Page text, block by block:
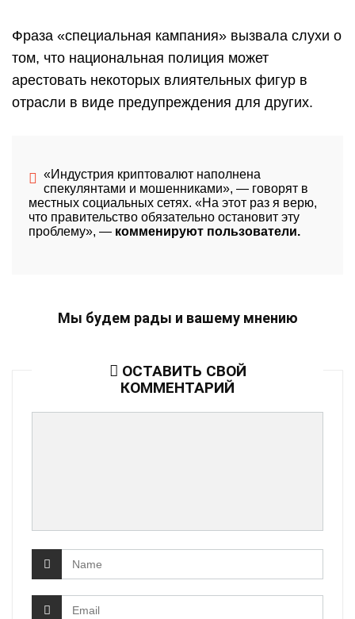
Фраза «специальная кампания» вызвала слухи о
том, что национальная полиция может
арестовать некоторых влиятельных фигур в
отрасли в виде предупреждения для других.
«Индустрия криптовалют наполнена
спекулянтами и мошенниками», — говорят в
местных социальных сетях. «На этот раз я верю,
что правительство обязательно остановит эту
проблему», — комменируют пользователи.
Мы будем рады и вашему мнению
ОСТАВИТЬ СВОЙ
КОММЕНТАРИЙ